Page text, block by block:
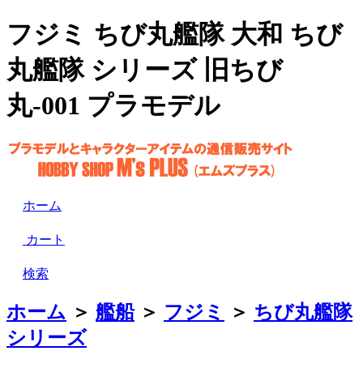
フジミ ちび丸艦隊 大和 ちび
丸艦隊 シリーズ 旧ちび
丸-001 プラモデル
ホーム
カート
検索
ホーム ＞ 艦船＞ フジミ ＞ ちび丸艦隊
シリーズ